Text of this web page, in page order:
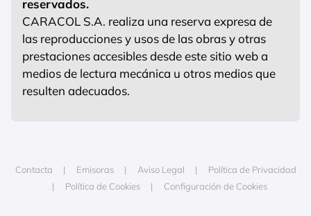
reservados.
CARACOL S.A. realiza una reserva expresa de
las reproducciones y usos de las obras y otras
prestaciones accesibles desde este sitio web a
medios de lectura mecánica u otros medios que
resulten adecuados.
Contacta Emisoras Aviso Legal
Política de Privacidad
Política de Cookies
Configuración de Cookies